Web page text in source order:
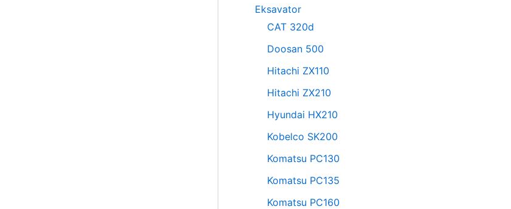
Eksavator
CAT 320d
Doosan 500
Hitachi ZX110
Hitachi ZX210
Hyundai HX210
Kobelco SK200
Komatsu PC130
Komatsu PC135
Komatsu PC160